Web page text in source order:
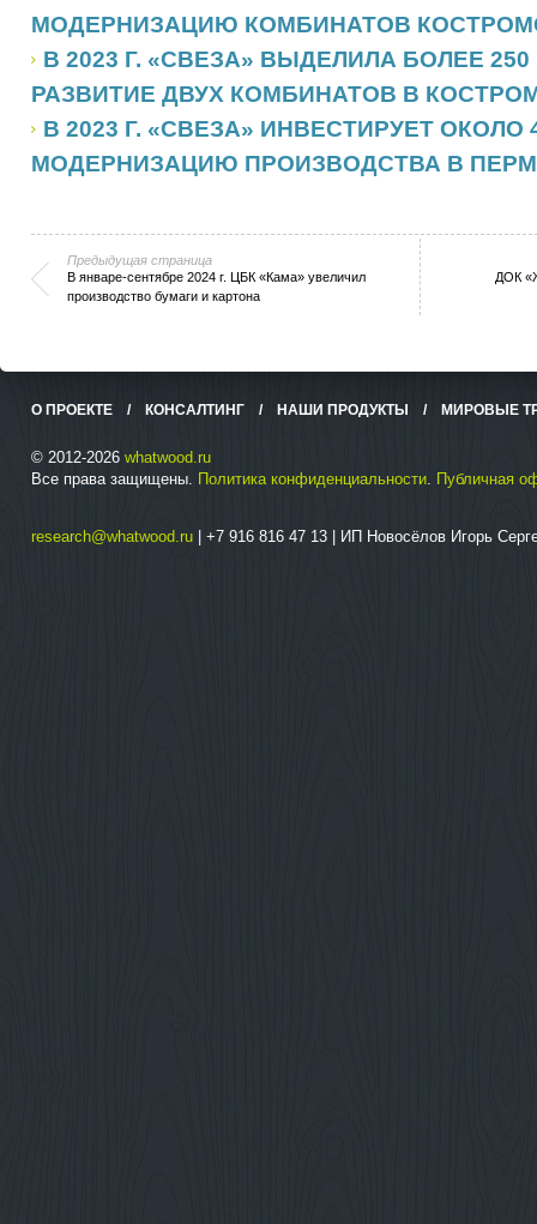
МОДЕРНИЗАЦИЮ КОМБИНАТОВ
В 2023 Г. «СВЕЗА» ВЫДЕЛИЛА БОЛЕЕ
РАЗВИТИЕ ДВУХ КОМБИНАТОВ В
В 2023 Г. «СВЕЗА» ИНВЕСТИРУЕТ ОКОЛО
МОДЕРНИЗАЦИЮ ПРОИЗВОДСТВА В
Предыдущая страница
В январе-сентябре 2024 г. ЦБК «Кама» увеличил
производство бумаги и картона
ДОК
О ПРОЕКТЕ / КОНСАЛТИНГ / НАШИ ПРОДУКТЫ / МИРОВЫЕ
© 2012-2026 whatwood.ru
Все права защищены. Политика конфиденциальности. Публичная
research@whatwood.ru | +7 916 816 47 13 | ИП Новосёлов Игорь